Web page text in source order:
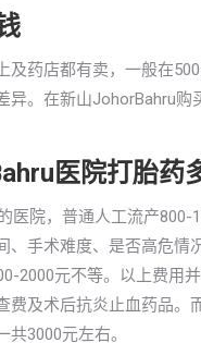
及药店都有卖，一般在
异。在新山JohorBahru购
医院打胎药
医院，普通人工流产800-
、手术难度、是否高危情
2000元不等。以上费用
费及术后抗炎止血药品。
3000元左右。